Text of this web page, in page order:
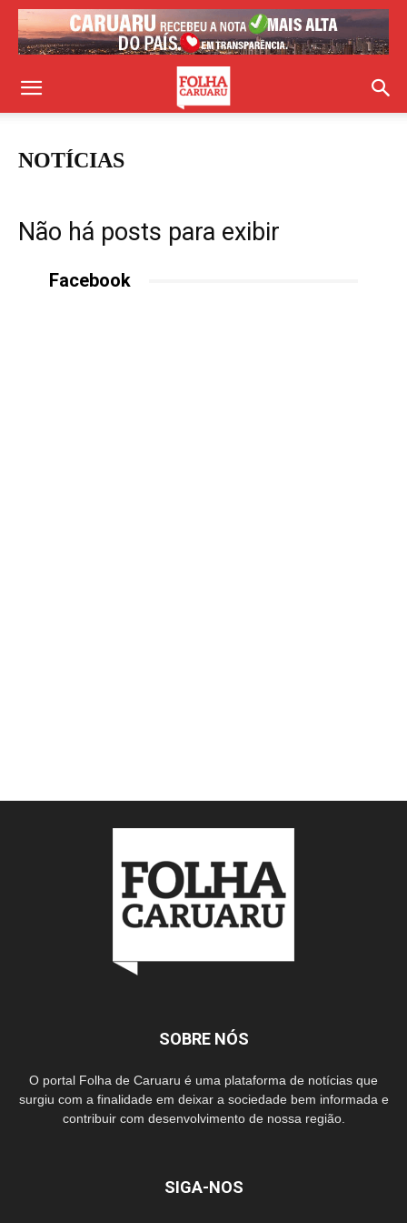
NOTÍCIAS
Não há posts para exibir
Facebook
SOBRE NÓS
O portal Folha de Caruaru é uma plataforma de notícias que
surgiu com a finalidade em deixar a sociedade bem informada e
contribuir com desenvolvimento de nossa região.
SIGA-NOS